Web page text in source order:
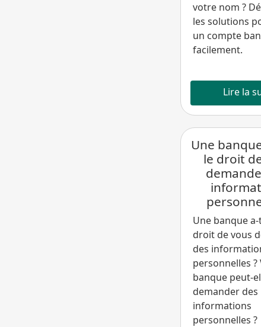
votre nom ?
les solutions
un compte
facilement.
Lire la
Une
le droit
Une banque
droit de vous
des
personnelles ?
banque peut-
demander des
informations
personnelles ?